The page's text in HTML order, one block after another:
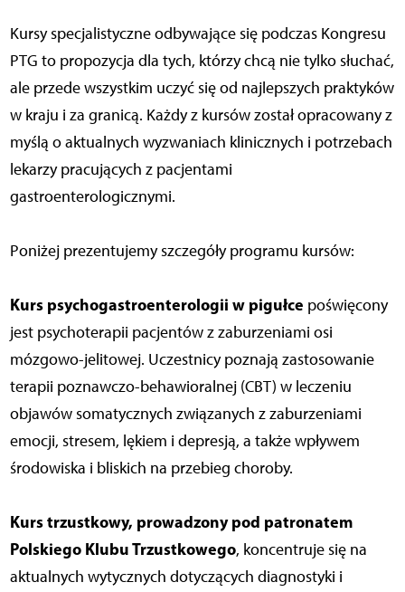
Kursy specjalistyczne odbywające się podczas Kongresu
PTG to propozycja dla tych, którzy chcą nie tylko słuchać,
ale przede wszystkim uczyć się od najlepszych praktyków
w kraju i za granicą. Każdy z kursów został opracowany z
myślą o aktualnych wyzwaniach klinicznych i potrzebach
lekarzy pracujących z pacjentami
gastroenterologicznymi.
Poniżej prezentujemy szczegóły programu kursów:
Kurs psychogastroenterologii w pigułce poświęcony
jest psychoterapii pacjentów z zaburzeniami osi
mózgowo-jelitowej. Uczestnicy poznają zastosowanie
terapii poznawczo-behawioralnej (CBT) w leczeniu
objawów somatycznych związanych z zaburzeniami
emocji, stresem, lękiem i depresją, a także wpływem
środowiska i bliskich na przebieg choroby.
Kurs trzustkowy, prowadzony pod patronatem
Polskiego Klubu Trzustkowego, koncentruje się na
aktualnych wytycznych dotyczących diagnostyki i